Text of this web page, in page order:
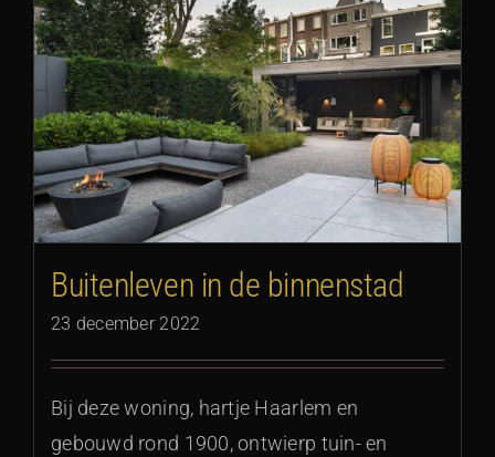
Buitenleven in de binnenstad
23 december 2022
Bij deze woning, hartje Haarlem en
gebouwd rond 1900, ontwierp tuin- en